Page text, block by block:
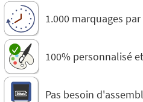
1.000 marquages
100% personnalisé
Pas besoin